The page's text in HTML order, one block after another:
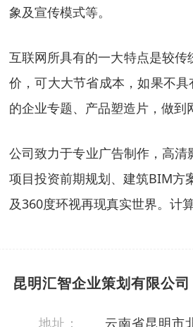
象及宣传模式等。
互联网所具有的一大特点是较
价，可大大节省成本，如果不
的企业专题、产品塑造片，做
公司致力于专业广告制作，高清
项目投资前期规划、建筑BIM方
及360度环视再现真实世界。计
昆明汇智企业策划有限公司
地址： 云南省昆明市